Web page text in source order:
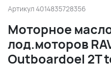
Артикул 4014835728356
Моторное
лод.моторов
Outboardoel 2T